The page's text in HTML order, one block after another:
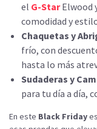
el G-StarElwood
comodidad y
Chaquetas y
frío, con
hasta lo más
Sudaderas y
para tu día a día,
En este Black Friday